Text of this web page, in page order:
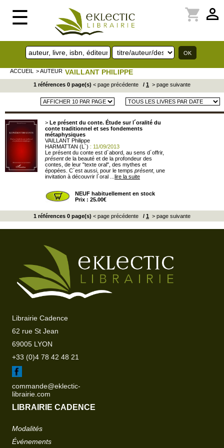
☰ perm_identity
shopping_cart
ACCUEIL > AUTEUR VAILLANT PHILIPPE
1 références 0 page(s) < page précédente / 1 > page suivante
> Le présent du conte. Étude sur l´oralité du
conte traditionnel et ses fondements
métaphysiques
VAILLANT Philippe
HARMATTAN (L´) : 11/09/2013
Le présent du conte est d´abord, au sens d´offrir,
présentde la beauté et de la profondeur des
contes, de leur "texte oral", des mythes et
épopées. C´est aussi, pour le temps présent, une
invitation à découvrir l´oral ... lire la suite
NEUF habituellement en stock
Prix : 25.00€
1 références 0 page(s) < page précédente / 1 > page suivante
Librairie Cadence
62 rue St Jean
69005 LYON
+33 (0)4 78 42 48 21
commande@eklectic-
librairie.com
LIBRAIRIE CADENCE
Modalités
Événements